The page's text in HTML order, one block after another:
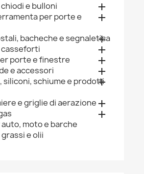
e bulloni 
per porte e

bacheche e segnaletica


porte e finestre 
e accessori 
siliconi, schiume e prodotti

e griglie di aerazione 

moto e barche
e olii